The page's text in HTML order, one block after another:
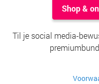
Shop &
Til je social media-